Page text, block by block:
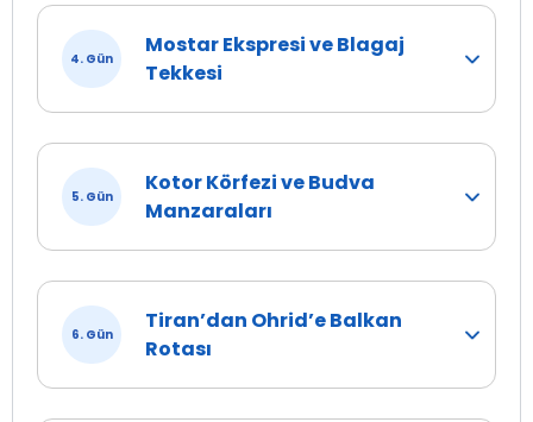
4. Gün
Mostar Ekspresi ve Blagaj
Tekkesi
5. Gün
Kotor Körfezi ve Budva
Manzaraları
6. Gün
Tiran’dan Ohrid’e Balkan
Rotası